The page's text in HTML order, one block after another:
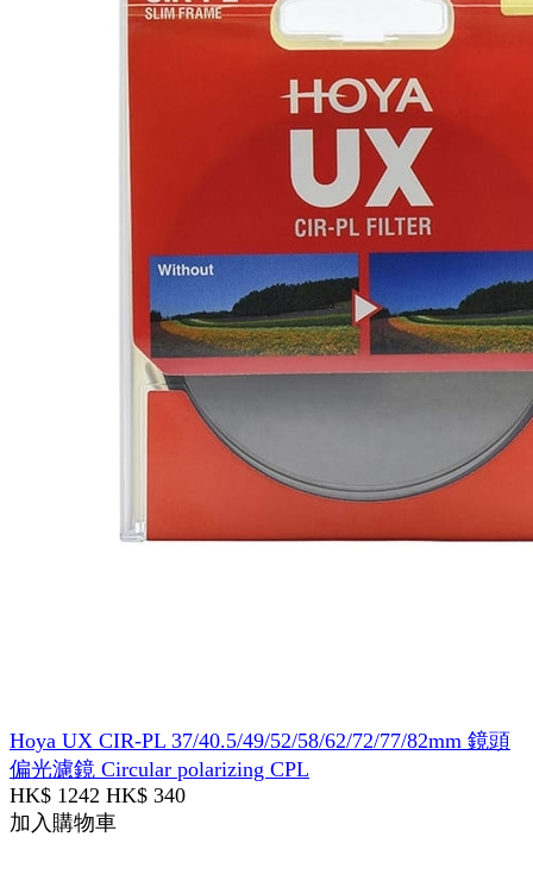
Hoya UX CIR-PL 37/40.5/49/52/58/62/72/77/82mm 鏡頭
偏光濾鏡 Circular polarizing CPL
HK$ 1242 HK$ 340
加入購物車